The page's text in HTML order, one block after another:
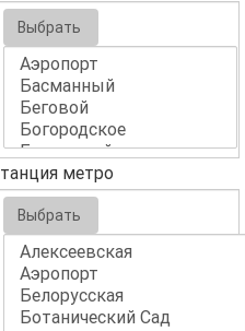
Выбрать
метро
Выбрать